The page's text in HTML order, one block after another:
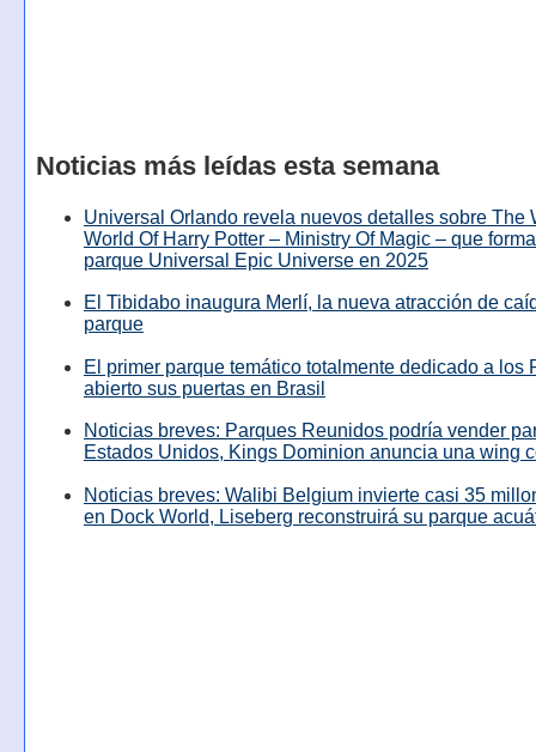
Noticias más leídas esta semana
Universal Orlando revela nuevos detalles sobre The
World Of Harry Potter – Ministry Of Magic – que
parque Universal Epic Universe en 2025
El Tibidabo inaugura Merlí, la nueva atracción de
parque
El primer parque temático totalmente dedicado a los
abierto sus puertas en Brasil
Noticias breves: Parques Reunidos podría vender
Estados Unidos, Kings Dominion anuncia una wing
Noticias breves: Walibi Belgium invierte casi 35
en Dock World, Liseberg reconstruirá su parque